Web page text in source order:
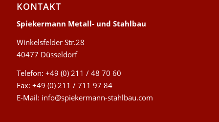
KONTAKT
Spiekermann Metall- und Stahlbau
Winkelsfelder Str.28
40477 Düsseldorf
Telefon: +49 (0) 211 / 48 70 60
Fax: +49 (0) 211 / 711 97 84
E-Mail: info@spiekermann-stahlbau.com